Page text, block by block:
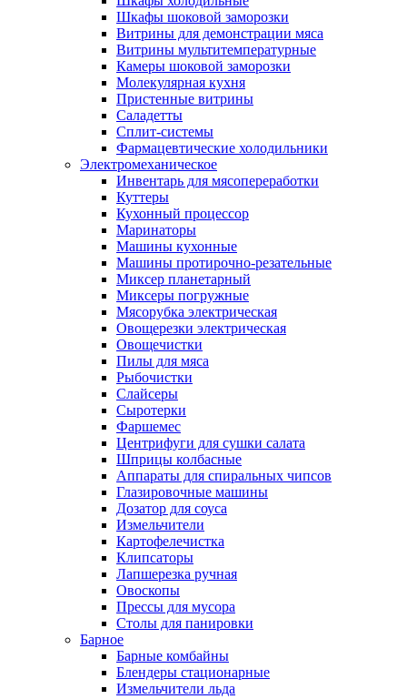
Шкафы шоковой заморозки
Витрины для демонстрации мяса
Витрины мультитемпературные
Камеры шоковой заморозки
Молекулярная кухня
Пристенные витрины
Саладетты
Сплит-системы
Фармацевтические холодильники
Электромеханическое
Инвентарь для мясопереработки
Куттеры
Кухонный процессор
Маринаторы
Машины кухонные
Машины протирочно-резательные
Миксер планетарный
Миксеры погружные
Мясорубка электрическая
Овощерезки электрическая
Овощечистки
Пилы для мяса
Рыбочистки
Слайсеры
Сыротерки
Фаршемес
Центрифуги для сушки салата
Шприцы колбасные
Аппараты для спиральных чипсов
Глазировочные машины
Дозатор для соуса
Измельчители
Картофелечистка
Клипсаторы
Лапшерезка ручная
Овоскопы
Прессы для мусора
Столы для панировки
Барное
Барные комбайны
Блендеры стационарные
Измельчители льда